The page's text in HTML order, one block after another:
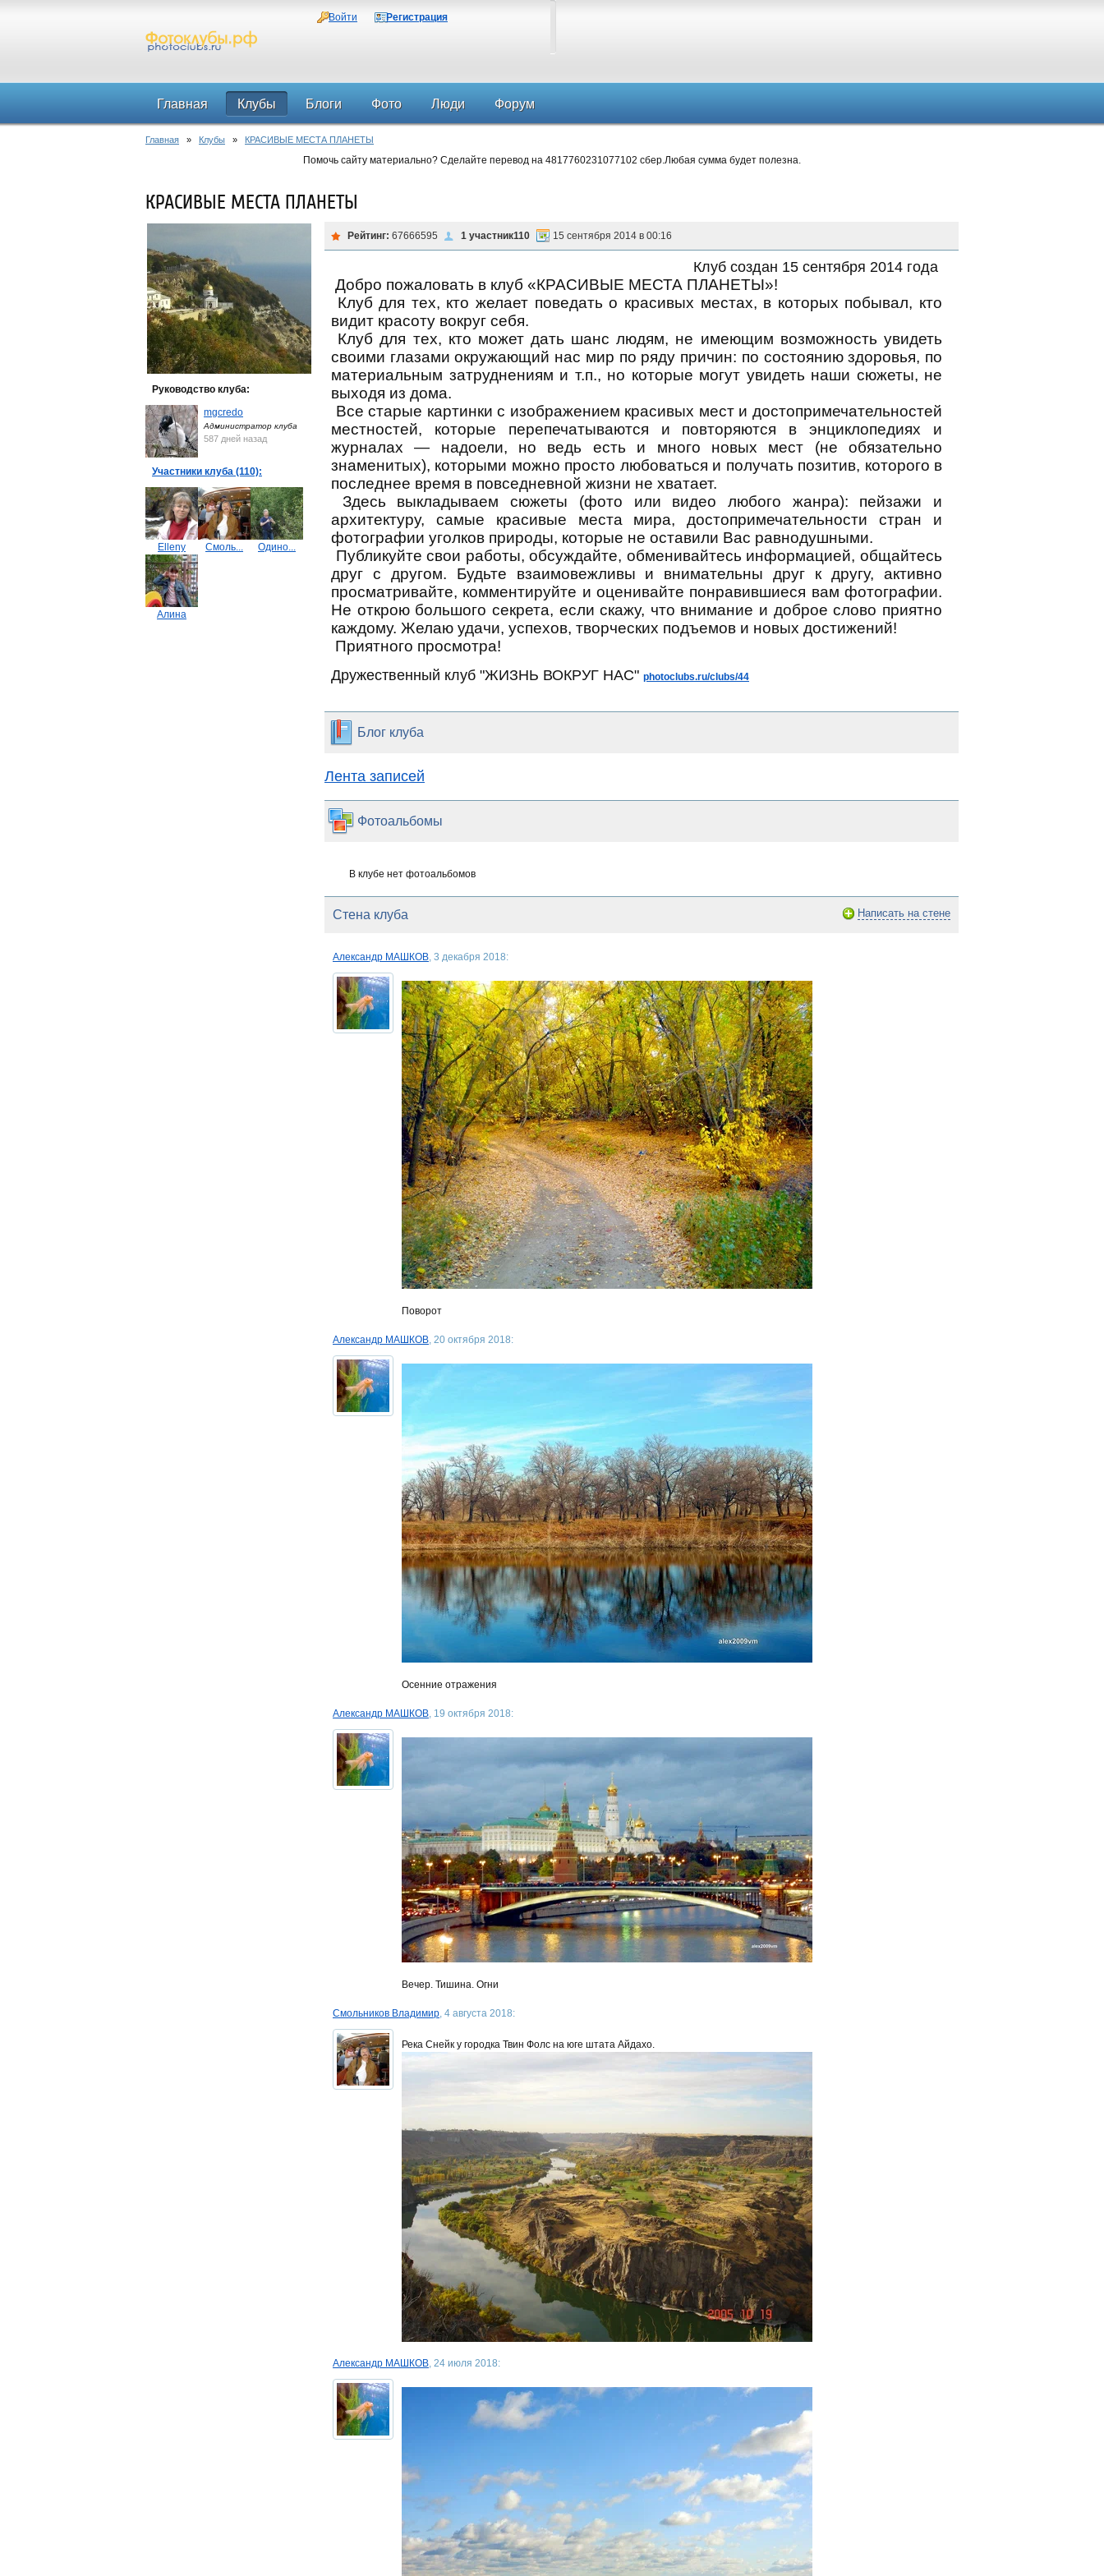
Войти Регистрация
Главная Клубы Блоги Фото Люди Форум
Главная » Клубы » КРАСИВЫЕ МЕСТА ПЛАНЕТЫ
Помочь сайту материально? Сделайте перевод на 4817760231077102 сбер.Любая сумма будет полезна.
КРАСИВЫЕ МЕСТА ПЛАНЕТЫ
Руководство клуба:
mgcredo
Администратор клуба
587 дней назад
Участники клуба (110):
Elleny Смоль... Одино...
Алина
Рейтинг: 67666595 1 участник110 15 сентября 2014 в 00:16
Клуб создан 15 сентября 2014 года
Добро пожаловать в клуб «КРАСИВЫЕ МЕСТА ПЛАНЕТЫ»!
Клуб для тех, кто желает поведать о красивых местах, в которых побывал, кто
видит красоту вокруг себя.
Клуб для тех, кто может дать шанс людям, не имеющим возможность увидеть
своими глазами окружающий нас мир по ряду причин: по состоянию здоровья, по
материальным затруднениям и т.п., но которые могут увидеть наши сюжеты, не
выходя из дома.
Все старые картинки с изображением красивых мест и достопримечательностей
местностей, которые перепечатываются и повторяются в энциклопедиях и
журналах — надоели, но ведь есть и много новых мест (не обязательно
знаменитых), которыми можно просто любоваться и получать позитив, которого в
последнее время в повседневной жизни не хватает.
Здесь выкладываем сюжеты (фото или видео любого жанра): пейзажи и
архитектуру, самые красивые места мира, достопримечательности стран и
фотографии уголков природы, которые не оставили Вас равнодушными.
Публикуйте свои работы, обсуждайте, обменивайтесь информацией, общайтесь
друг с другом. Будьте взаимовежливы и внимательны друг к другу, активно
просматривайте, комментируйте и оценивайте понравившиеся вам фотографии.
Не открою большого секрета, если скажу, что внимание и доброе слово приятно
каждому. Желаю удачи, успехов, творческих подъемов и новых достижений!
Приятного просмотра!
Дружественный клуб "ЖИЗНЬ ВОКРУГ НАС" photoclubs.ru/clubs/44
Блог клуба
Лента записей
Фотоальбомы
В клубе нет фотоальбомов
Стена клуба Написать на стене
Александр МАШКОВ, 3 декабря 2018:
Поворот
Александр МАШКОВ, 20 октября 2018:
Осенние отражения
Александр МАШКОВ, 19 октября 2018:
Вечер. Тишина. Огни
Смольников Владимир, 4 августа 2018:
Река Снейк у городка Твин Фолс на юге штата Айдахо.
Александр МАШКОВ, 24 июля 2018: